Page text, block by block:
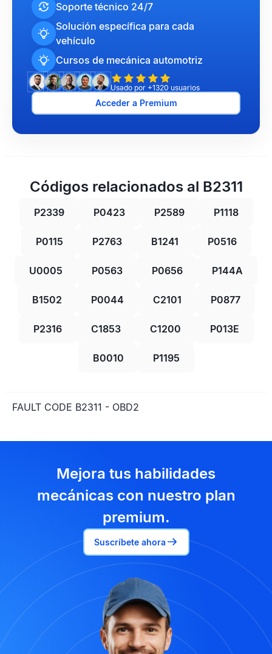
Soporte técnico 24/7
Solución específica para cada
vehículo
Cursos de mecánica automotriz
Usado por +1320 usuarios
Acceder a Premium
Códigos relacionados al B2311
P2339 P0423 P2589 P1118
P0115 P2763 B1241 P0516
U0005 P0563 P0656 P144A
B1502 P0044 C2101 P0877
P2316 C1853 C1200 P013E
B0010 P1195
FAULT CODE B2311 - OBD2
Mejora tus habilidades
mecánicas con nuestro plan
premium.
Suscríbete ahora